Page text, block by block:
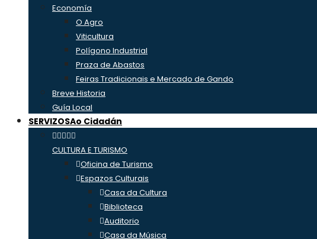
Economía
O Agro
Viticultura
Polígono Industrial
Praza de Abastos
Feiras Tradicionais e Mercado de Gando
Breve Historia
Guía Local
SERVIZOSAo Cidadán
CULTURA E TURISMO
Oficina de Turismo
Espazos Culturais
Casa da Cultura
Biblioteca
Auditorio
Casa da Música